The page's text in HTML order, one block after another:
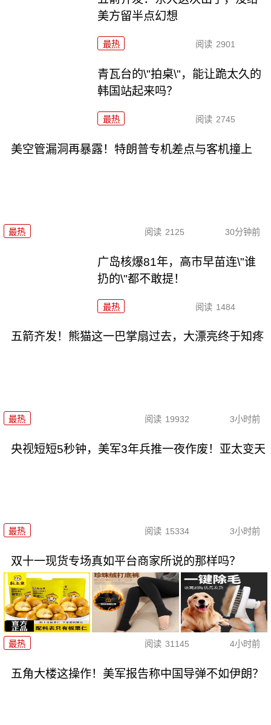
美方留半点幻想
最热 阅读 2901
青瓦台的\"拍桌\"，能让跪太久的
韩国站起来吗？
最热 阅读 2745
美空管漏洞再暴露！特朗普专机差点与客机撞上
最热 阅读 2125 30分钟前
广岛核爆81年，高市早苗连\"谁
扔的\"都不敢提！
最热 阅读 1484
五箭齐发！熊猫这一巴掌扇过去，大漂亮终于知疼
最热 阅读 19932 3小时前
央视短短5秒钟，美军3年兵推一夜作废！亚太变天
最热 阅读 15334 3小时前
双十一现货专场真如平台商家所说的那样吗？
最热 阅读 31145 4小时前
五角大楼这操作！美军报告称中国导弹不如伊朗？